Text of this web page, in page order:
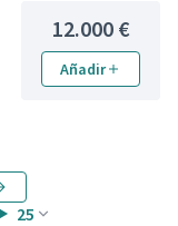
12.000 €
Añadir
25